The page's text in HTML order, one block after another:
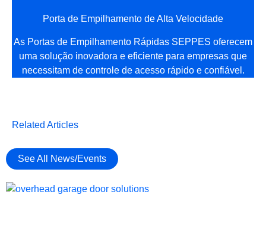
Porta de Empilhamento de Alta Velocidade
As Portas de Empilhamento Rápidas SEPPES oferecem
uma solução inovadora e eficiente para empresas que
necessitam de controle de acesso rápido e confiável.
Related Articles
See All News/Events